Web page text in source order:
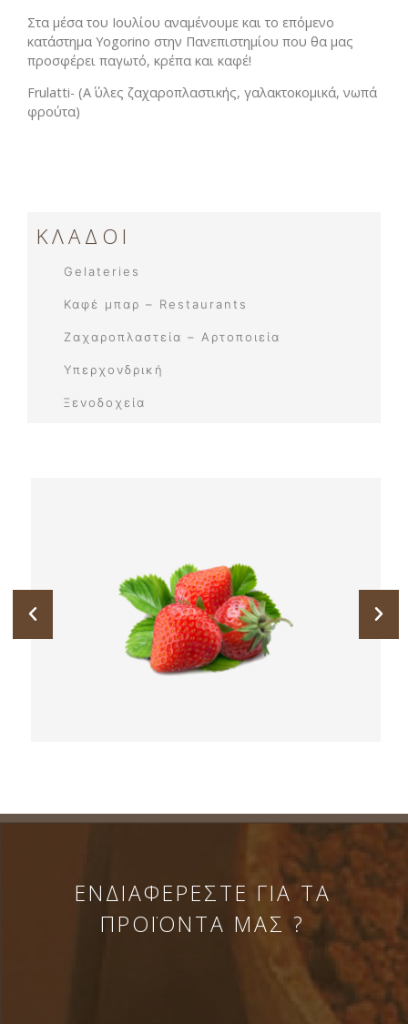
Στα μέσα του Ιουλίου αναμένουμε και το επόμενο
κατάστημα Yogorino στην Πανεπιστημίου που θα μας
προσφέρει παγωτό, κρέπα και καφέ!
Frulatti- (Α΄ ύλες ζαχαροπλαστικής, γαλακτοκομικά, νωπά
φρούτα)
ΚΛΑΔΟΙ
Gelateries
Καφέ μπαρ – Restaurants
Ζαχαροπλαστεία – Αρτοποιεία
Υπερχονδρική
Ξενοδοχεία​
ΕΝΔΙΑΦΕΡΕΣΤΕ ΓΙΑ ΤΑ
ΠΡΟΪΟΝΤΑ ΜΑΣ ?